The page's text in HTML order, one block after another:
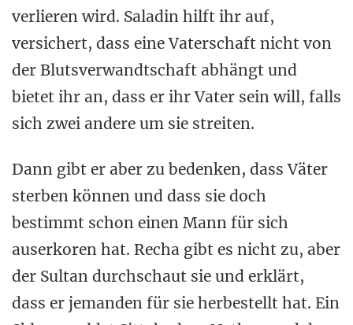
verlieren wird. Saladin hilft ihr auf,
versichert, dass eine Vaterschaft nicht von
der Blutsverwandtschaft abhängt und
bietet ihr an, dass er ihr Vater sein will, falls
sich zwei andere um sie streiten.
Dann gibt er aber zu bedenken, dass Väter
sterben können und dass sie doch
bestimmt schon einen Mann für sich
auserkoren hat. Recha gibt es nicht zu, aber
der Sultan durchschaut sie und erklärt,
dass er jemanden für sie herbestellt hat. Ein